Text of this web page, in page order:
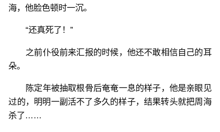
海，他脸色顿时一沉。
“还真死了！”
之前仆役前来汇报的时候，他还不敢相信自己的耳
朵。
陈定年被抽取根骨后奄奄一息的样子，他是亲眼见
过的，明明一副活不了多久的样子，结果转头就把周海
杀了……